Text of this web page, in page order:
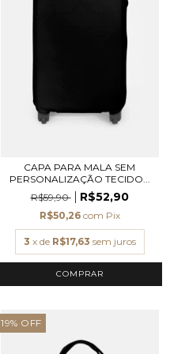
CAPA PARA MALA SEM
PERSONALIZAÇÃO TECIDO...
R$59,90
R$52,90
R$50,26 com Pix
3 x de R$17,63 sem juros
COMPRAR
19% OFF